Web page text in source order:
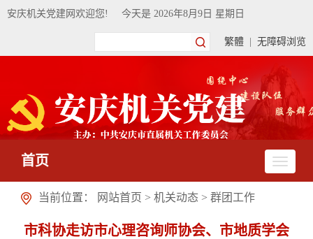
安庆机关党建网欢迎您! 今天是 2026年8月9日 星期日
繁體 无障碍浏览
首页
当前位置： 网站首页 > 机关动态 > 群团工作
市科协走访市心理咨询师协会、市地质学会